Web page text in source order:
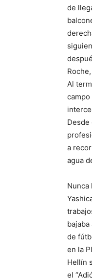
de
Al
Desde
a
agua
Nunca
de
en la
Hellín
el